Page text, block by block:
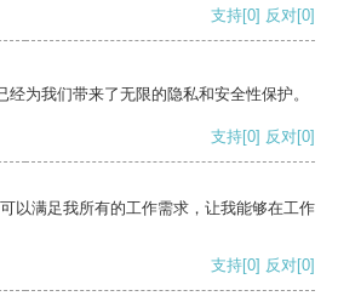
支持[0] 反对[0]
为我们带来了无限的隐私和安全性保护。
支持[0] 反对[0]
以满足我所有的工作需求，让我能够在工作
支持[0] 反对[0]